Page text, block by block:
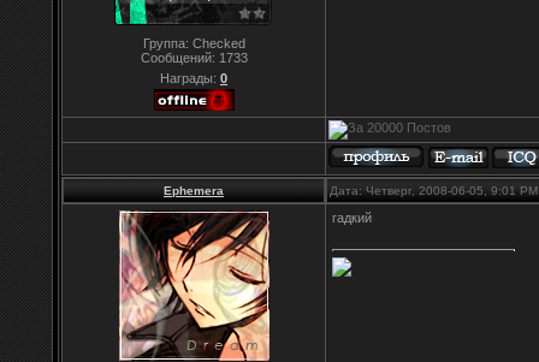
Группа: Checked
Сообщений: 1733
Награды: 0
Ephemera Дата: Четверг, 2008-06-05, 9:01
гадкий